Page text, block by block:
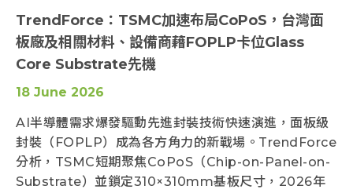
TrendForce：TSMC加速布局CoPoS，台灣面
板廠及相關材料、設備商藉FOPLP卡位Glass
Core Substrate先機
18 June 2026
AI半導體需求爆發驅動先進封裝技術快速演進，面板級
封裝（FOPLP）成為各方角力的新戰場。TrendForce
分析，TSMC短期聚焦CoPoS（Chip-on-Panel-on-
Substrate）並鎖定310×310mm基板尺寸，2026年